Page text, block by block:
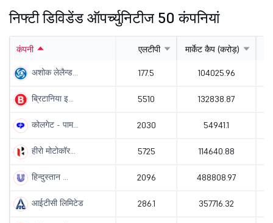
निफ्टी डिविडेंड ऑपर्च्युनिटीज 50 कंपनियां
कंपनी एलटीपी मार्केट कैप (करोड़)
अशोक लेलैन्ड... 177.5 104025.96
ब्रिटानिया इ... 5510 132838.87
कोलगेट - पाम... 2030 54941.1
हीरो मोटोकॉर... 5725 114640.88
हिन्दुस्तान ... 2096 488808.97
आईटीसी लिमिटेड 286.1 357716.32